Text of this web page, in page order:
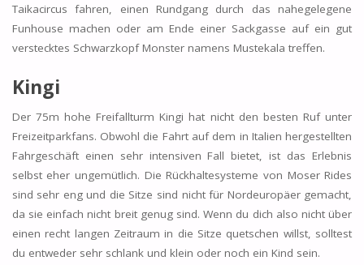
Taikacircus fahren, einen Rundgang durch das nahegelegene
Funhouse machen oder am Ende einer Sackgasse auf ein gut
verstecktes Schwarzkopf Monster namens Mustekala treffen.
Kingi
Der 75m hohe Freifallturm Kingi hat nicht den besten Ruf unter
Freizeitparkfans. Obwohl die Fahrt auf dem in Italien hergestellten
Fahrgeschäft einen sehr intensiven Fall bietet, ist das Erlebnis
selbst eher ungemütlich. Die Rückhaltesysteme von Moser Rides
sind sehr eng und die Sitze sind nicht für Nordeuropäer gemacht,
da sie einfach nicht breit genug sind. Wenn du dich also nicht über
einen recht langen Zeitraum in die Sitze quetschen willst, solltest
du entweder sehr schlank und klein oder noch ein Kind sein.